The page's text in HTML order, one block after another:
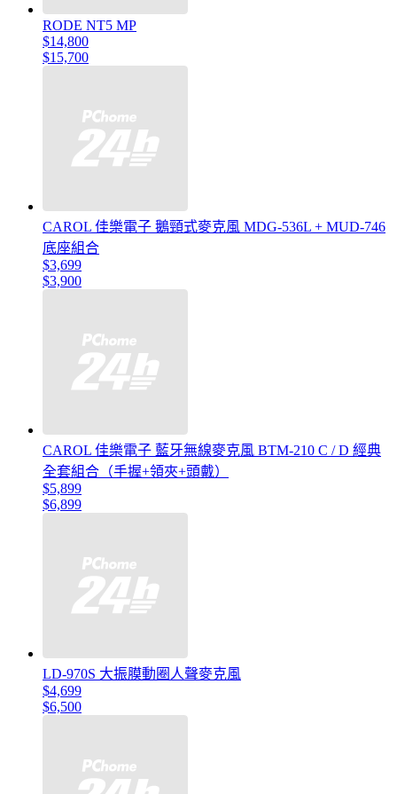
RODE NT5 MP
$14,800
$15,700
CAROL 佳樂電子 鵝頸式麥克風 MDG-536L + MUD-746
底座組合
$3,699
$3,900
CAROL 佳樂電子 藍牙無線麥克風 BTM-210 C / D 經典
全套組合（手握+領夾+頭戴）
$5,899
$6,899
LD-970S 大振膜動圈人聲麥克風
$4,699
$6,500